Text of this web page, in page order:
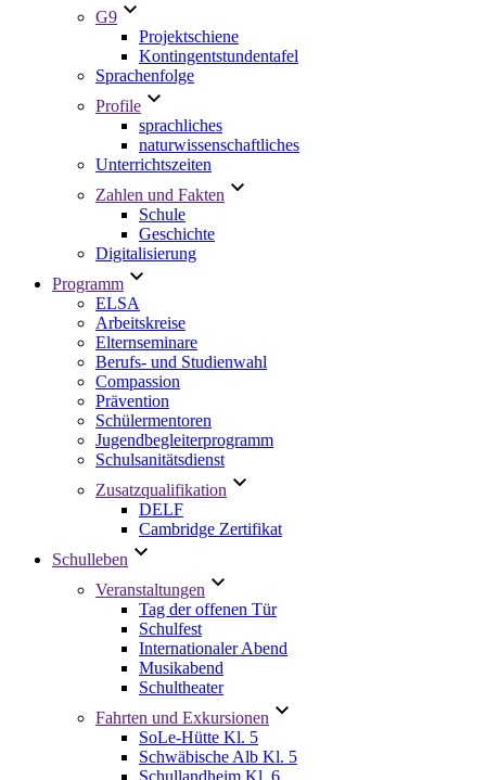
G9
Projektschiene
Kontingentstundentafel
Sprachenfolge
Profile
sprachliches
naturwissenschaftliches
Unterrichtszeiten
Zahlen und Fakten
Schule
Geschichte
Digitalisierung
Programm
ELSA
Arbeitskreise
Elternseminare
Berufs- und Studienwahl
Compassion
Prävention
Schülermentoren
Jugendbegleiterprogramm
Schulsanitätsdienst
Zusatzqualifikation
DELF
Cambridge Zertifikat
Schulleben
Veranstaltungen
Tag der offenen Tür
Schulfest
Internationaler Abend
Musikabend
Schultheater
Fahrten und Exkursionen
SoLe-Hütte Kl. 5
Schwäbische Alb Kl. 5